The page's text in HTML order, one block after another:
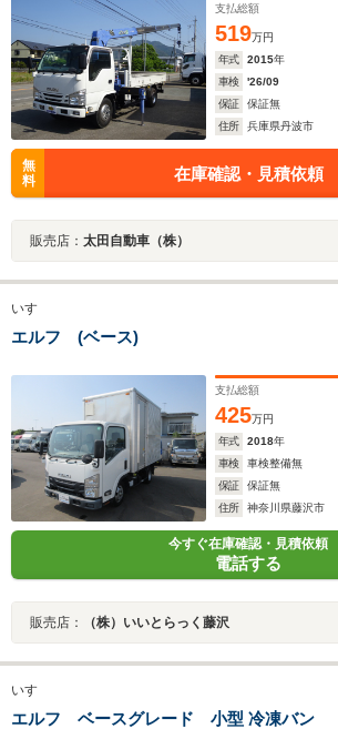
支払総額
519万円
年式
2015年
車検
'26/09
保証
保証無
住所
兵庫県丹波市
無
料
在庫確認・見積依頼
販売店： 太田自動車（株）
いすゞ
エルフ (ベース)
支払総額
425万円
年式
2018年
車検
車検整備無
保証
保証無
住所
神奈川県藤沢市
今すぐ在庫確認・見積依頼
電話する
販売店： （株）いいとらっく藤沢
いすゞ
エルフ ベースグレード 小型 冷凍バン